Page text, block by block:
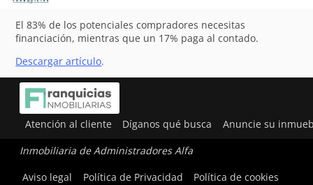
El 83% de los potenciales compradores necesitas
financiación, mientras que un 17% paga al contado.
Descargar artículo.
Atención al cliente Díganos qué busca Anuncie su
Inmobiliaria de Administradores Alfa
Aviso legal
Política de Privacidad Política de cookies